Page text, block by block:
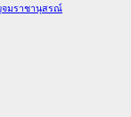
จมราชานุสรณ์